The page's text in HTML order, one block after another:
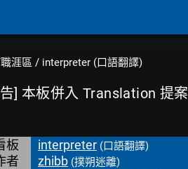
涯區 / interpreter (口語翻譯)
] 本板併入 Translation 提案
板 interpreter (口語翻譯)
者 zhibb (撲朔迷離)